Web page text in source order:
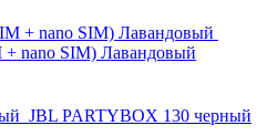
+ nano SIM) Лавандовый
JBL PARTYBOX 130 черный